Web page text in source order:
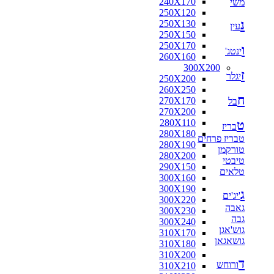
250X120
250X130
250X150
250X170
260X160
300X200
250X200
260X250
270X170
270X200
280X110
280X180
280X190
280X200
290X150
300X160
300X190
300X220
300X230
300X240
310X170
310X180
310X200
310X210
משי
נעין
וינטג'
זיגלר
חבל
טבריז
טבריז פרחים
טורקמן
טיבטי
טלאים
ג'יג'ים
גאבה
גבה
גוש'אגן
גושאגאן
דורוחש
160X160
170X120
170X125
170X160
180X110
180X115
180X120
180X130
180X140
180X160
180X180
190X130
200X100
200X130
200X140
200X150
200X80
210X130
210X140
210X240
216X250
220X100
220X110
220X120
220X130